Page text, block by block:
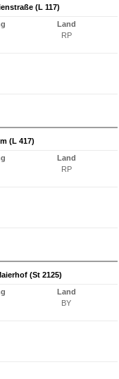
(L 117)
Land
RP
(L 417)
Land
RP
(St 2125)
Land
BY